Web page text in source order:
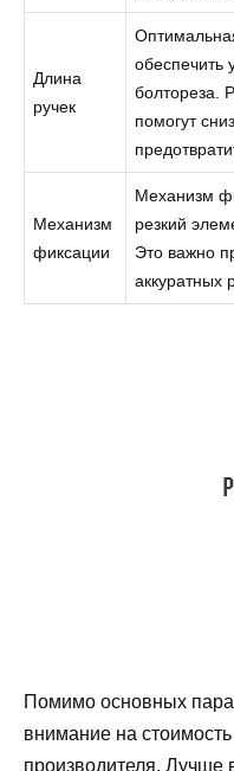
Длина
ручек
обеспечить
болтореза.
помогут
Механизм
фиксации
Механизм
резкий
Это важно
аккуратных
Помимо основных
внимание на
производителя. Лучше